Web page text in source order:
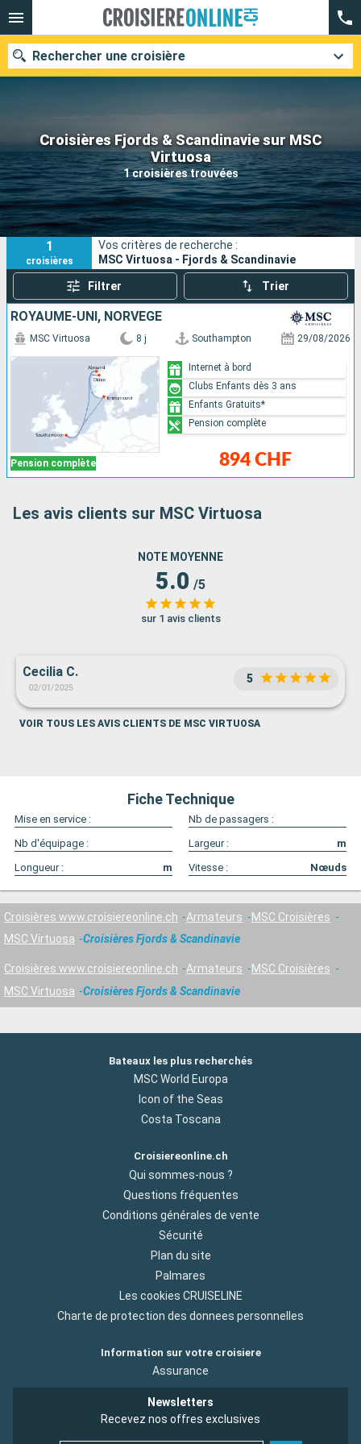
Croisières Fjords & Scandinavie sur MSC
Virtuosa
1 croisières trouvées
Rechercher une croisière
Nos destinations
Mois de départ
Ports Compagnies
Rechercher
1
croisières
Vos critères de recherche :
MSC Virtuosa - Fjords & Scandinavie
Filtrer Trier
ROYAUME-UNI, NORVÈGE
Pension complète
MSC Virtuosa 8 j Southampton 29/08/2026
894 CHF
Internet à bord
Clubs Enfants dès 3 ans
Enfants Gratuits*
Pension complète
Les avis clients sur MSC Virtuosa
NOTE MOYENNE
5.0 /5
sur 1 avis clients
Cecilia C.
02/01/2025
5
VOIR TOUS LES AVIS CLIENTS DE MSC VIRTUOSA
Fiche Technique
Mise en service :
Nb de passagers :
Nb d'équipage :
Largeur :
m
Longueur :
m Vitesse : Nœuds
Croisières www.croisiereonline.ch Armateurs
MSC Croisières
MSC Virtuosa
Croisières Fjords & Scandinavie
Croisières www.croisiereonline.ch Armateurs
MSC Croisières
MSC Virtuosa
Croisières Fjords & Scandinavie
Bateaux les plus recherchés
MSC World Europa
Icon of the Seas
Costa Toscana
Croisiereonline.ch
Qui sommes-nous ?
Questions fréquentes
Conditions générales de vente
Sécurité
Plan du site
Palmares
Les cookies CRUISELINE
Charte de protection des donnees personnelles
Information sur votre croisiere
Assurance
Newsletters
Recevez nos offres exclusives